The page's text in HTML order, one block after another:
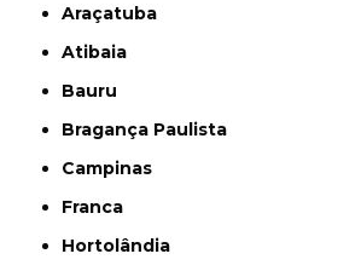
Araçatuba
Atibaia
Bauru
Bragança Paulista
Campinas
Franca
Hortolândia